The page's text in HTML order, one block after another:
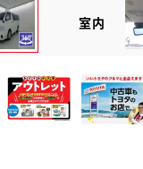
室内